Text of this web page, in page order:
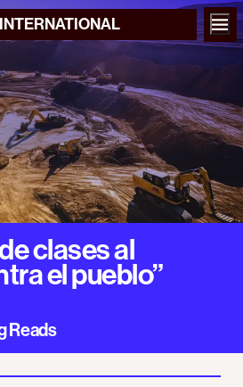
INTERNATIONAL
clases al
el pueblo”
Reads